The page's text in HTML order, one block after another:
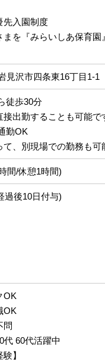
先入園制度
を『みらいしあ保育園
見沢市四条東16丁目1-1
徒歩30分
出勤することも可能で
勤OK
、別現場での勤務も可
間/休憩1時間)
過後10日付与)
OK
OK
問
60代活躍中
】